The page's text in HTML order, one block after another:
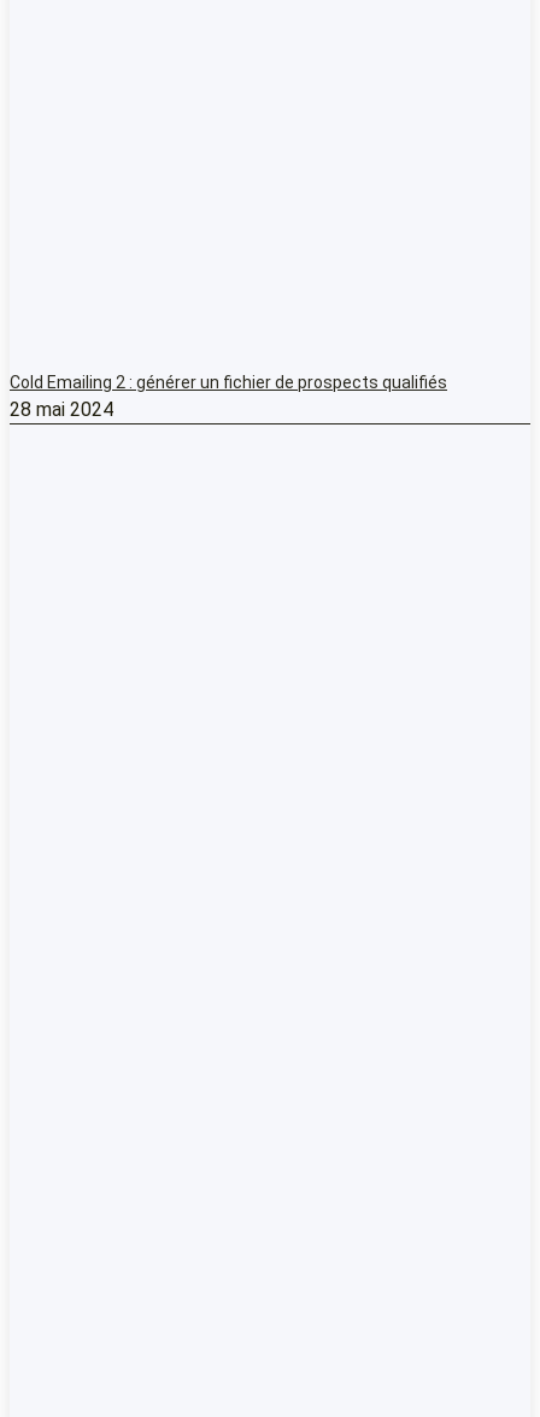
Cold Emailing 2 : générer un fichier de prospects qualifiés
28 mai 2024